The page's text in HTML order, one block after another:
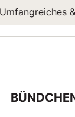
&